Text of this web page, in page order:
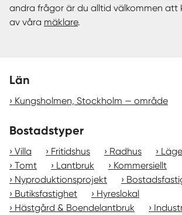
andra frågor är du alltid välkommen att
av våra mäklare.
Län
Kungsholmen, Stockholm — område
Bostadstyper
Villa Fritidshus Radhus
Tomt
Lantbruk
Kommersiellt
Nyproduktionsprojekt
Butiksfastighet
Hyreslokal
Hästgård & Boendelantbruk